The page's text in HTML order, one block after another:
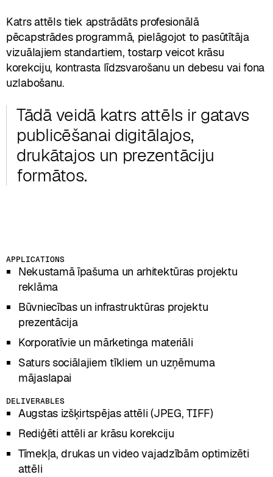
Katrs attēls tiek apstrādāts profesionālā
pēcapstrādes programmā, pielāgojot to pasūtītāja
vizuālajiem standartiem, tostarp veicot krāsu
korekciju, kontrasta līdzsvarošanu un debesu vai fona
uzlabošanu.
Tādā veidā katrs attēls ir gatavs
publicēšanai digitālajos,
drukātajos un prezentāciju
formātos.
APPLICATIONS
Nekustamā īpašuma un arhitektūras projektu
reklāma
Būvniecības un infrastruktūras projektu
prezentācija
Korporatīvie un mārketinga materiāli
Saturs sociālajiem tīkliem un uzņēmuma
mājaslapai
DELIVERABLES
Augstas izšķirtspējas attēli (JPEG, TIFF)
Rediģēti attēli ar krāsu korekciju
Tīmekļa, drukas un video vajadzībām optimizēti
attēli